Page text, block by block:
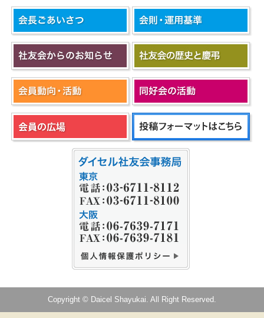
Copyright © Daicel Shayukai. All Right Reserved.